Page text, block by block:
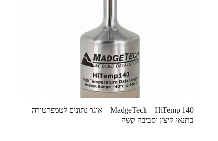
MadgeTech – HiTemp 140 – אוגר נתונים לטמפרטורה
בתנאי קיצון וסביבה קשה